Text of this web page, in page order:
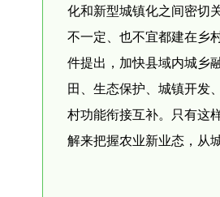
化和新型城镇化之间密切
不一定、也不宜都建在乡
件提出，加快县域内城乡
田、生态保护、城镇开发
村功能衔接互补。只有这
解来把握农业新业态，从